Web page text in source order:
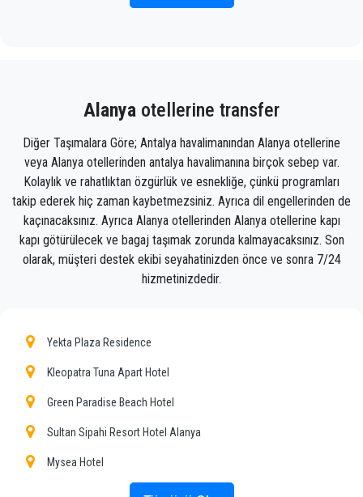
hazır olacak. Alanya'da sizi gideceğiniz yere
Ekibimiz, zamanında alınmanızı, sınıfla transfer
edilmenizi ve Antalya'daki varış noktanıza Alanya'ya
keyifli bir şekilde ulaşmanızı sağlayacak gururlu
profesyoneller olduğundan, transfer hizmetimizle
olan deneyiminiz olağanüstü olacaktır.
Müşterilerimize Alanya'da her yere uygun fiyat,
Seja Transfersadece normal bir şirket değil, Alanya
ile toplu taşıma araçlarına güzel bir alternatifiz.
bekliyorsun ?
Antalya'daki özel transferiniz için şimdi rezervasyon
Şirketimizin engin tecrübesi, sabit fiyatlarımız ve
Alanya otellerine transfer
Diğer Taşımalara Göre; Antalya havalimanından Alanya otellerine
veya Alanya otellerinden antalya havalimanına birçok sebep var.
Kolaylık ve rahatlıktan özgürlük ve esnekliğe, çünkü programları
takip ederek hiç zaman kaybetmezsiniz. Ayrıca dil engellerinden de
kaçınacaksınız. Ayrıca Alanya otellerinden Alanya otellerine kapı
kapı götürülecek ve bagaj taşımak zorunda kalmayacaksınız. Son
olarak, müşteri destek ekibi seyahatinizden önce ve sonra 7/24
hizmetinizdedir.
Yekta Plaza Residence
Kleopatra Tuna Apart Hotel
Green Paradise Beach Hotel
Sultan Sipahi Resort Hotel Alanya
Mysea Hotel